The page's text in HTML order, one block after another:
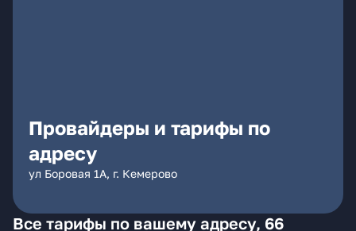
Провайдеры и тарифы по
адресу
ул Боровая 1А, г. Кемерово
Все тарифы по вашему адресу, 66